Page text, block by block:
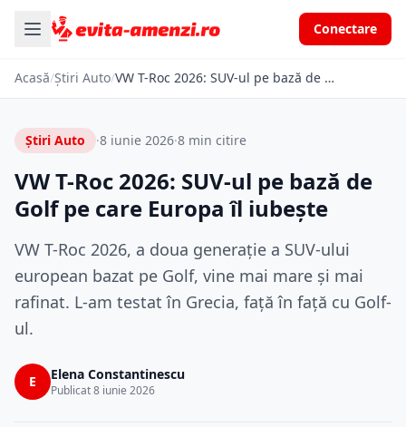
Conectare
Acasă/Știri Auto/ VW T-Roc 2026: SUV-ul pe bază de Golf pe care Europa îl iubește
Știri Auto ·8 iunie 2026·8 min citire
VW T-Roc 2026: SUV-ul pe bază de
Golf pe care Europa îl iubește
VW T-Roc 2026, a doua generație a SUV-ului
european bazat pe Golf, vine mai mare și mai
rafinat. L-am testat în Grecia, față în față cu Golf-
ul.
E Elena Constantinescu
Publicat 8 iunie 2026